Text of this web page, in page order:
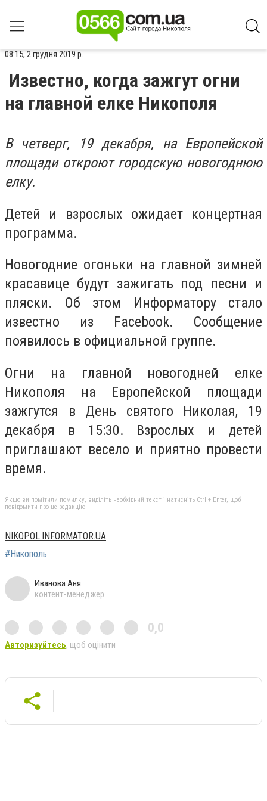
08:15, 2 грудня 2019 р.
Известно, когда зажгут огни
на главной елке Никополя
В четверг, 19 декабря, на Европейской
площади откроют городскую новогоднюю
елку.
Детей и взрослых ожидает концертная
программа.
Новогодние огоньки на главной зимней
красавице будут зажигать под песни и
пляски. Об этом Информатору стало
известно из Facebook. Сообщение
появилось в официальной группе.
Огни на главной новогодней елке
Никополя на Европейской площади
зажгутся в День святого Николая, 19
декабря в 15:30. Взрослых и детей
приглашают весело и приятно провести
время.
Якщо ви помітили помилку, виділіть необхідний текст і натисніть Ctrl + Enter, щоб
повідомити про це редакцію
NIKOPOL.INFORMATOR.UA
#Никополь
Иванова Аня
контент-менеджер
0,0
Авторизуйтесь, щоб оцінити